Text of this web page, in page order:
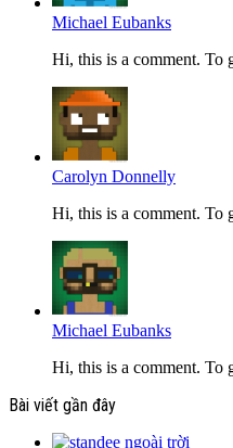
Michael Eubanks
Hi, this is a comment. To
Carolyn Donnelly
Hi, this is a comment. To
Michael Eubanks
Hi, this is a comment. To
Bài viết gần đây